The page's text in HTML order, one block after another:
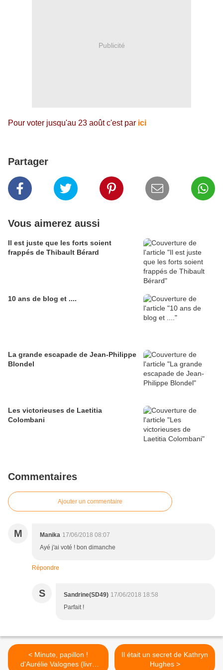
Publicité
Pour voter jusqu'au 23 août c'est par ici
Partager
Vous aimerez aussi
Il est juste que les forts soient
frappés de Thibault Bérard
10 ans de blog et ....
La grande escapade de Jean-Philippe
Blondel
Les victorieuses de Laetitia
Colombani
Commentaires
Ajouter un commentaire
M Manika 17/06/2018 08:07
Ayé j'ai voté ! bon dimanche
Répondre
S Sandrine(SD49) 17/06/2018 18:58
Parfait !
< Minute, papillon !
d'Aurélie Valognes (livre
Il était un secret de Kathryn
Hughes >